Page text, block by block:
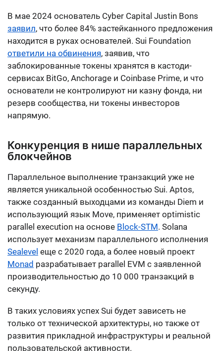
В мае 2024 основатель Cyber Capital Justin Bons
заявил, что более 84% застейканного предложения
находится в руках основателей. Sui Foundation
ответили на обвинения, заявив, что
заблокированные токены хранятся в кастоди-
сервисах BitGo, Anchorage и Coinbase Prime, и что
основатели не контролируют ни казну фонда, ни
резерв сообщества, ни токены инвесторов
напрямую.
Конкуренция в нише параллельных
блокчейнов
Параллельное выполнение транзакций уже не
является уникальной особенностью Sui. Aptos,
также созданный выходцами из команды Diem и
использующий язык Move, применяет optimistic
parallel execution на основе Block-STM. Solana
использует механизм параллельного исполнения
Sealevel еще с 2020 года, а более новый проект
Monad разрабатывает parallel EVM с заявленной
производительностью до 10 000 транзакций в
секунду.
В таких условиях успех Sui будет зависеть не
только от технической архитектуры, но также от
развития прикладной инфраструктуры и реальной
пользовательской активности.